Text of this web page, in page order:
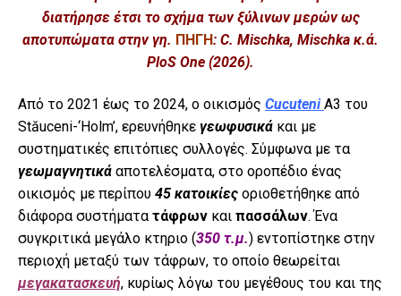
διατήρησε έτσι το σχήμα των ξύλινων μερών ως
αποτυπώματα στην γη. ΠΗΓΗ: C. Mischka, Mischka κ.ά.
PloS One (2026).
Από το 2021 έως το 2024, ο οικισμός Cucuteni A3 του
Stăuceni-‘Holm’, ερευνήθηκε γεωφυσικά και με
συστηματικές επιτόπιες συλλογές. Σύμφωνα με τα
γεωμαγνητικά αποτελέσματα, στο οροπέδιο ένας
οικισμός με περίπου 45 κατοικίες οριοθετήθηκε από
διάφορα συστήματατάφρων και πασσάλων. Ένα
συγκριτικά μεγάλο κτηριο (350 τ.μ.) εντοπίστηκε στην
περιοχή μεταξύ των τάφρων, το οποίο θεωρείται
μεγακατασκευή, κυρίως λόγω του μεγέθους του και της